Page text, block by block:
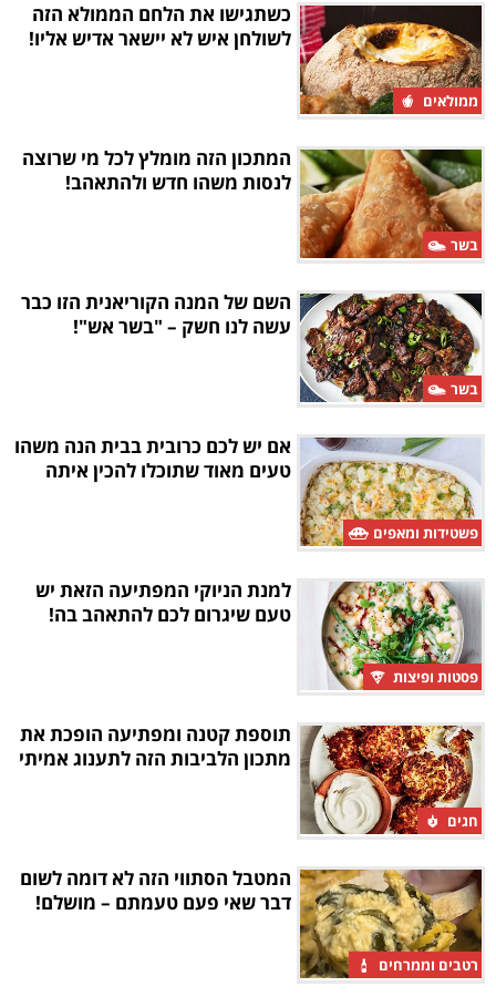
ממולאים
כשתגישו את הלחם הממולא הזה
לשולחן איש לא יישאר אדיש אליו!
בשר
המתכון הזה מומלץ לכל מי שרוצה
לנסות משהו חדש ולהתאהב!
בשר
השם של המנה הקוריאנית הזו כבר
עשה לנו חשק – "בשר אש"!
פשטידות ומאפים
אם יש לכם כרובית בבית הנה משהו
טעים מאוד שתוכלו להכין איתה
פסטות ופיצות
למנת הניוקי המפתיעה הזאת יש
טעם שיגרום לכם להתאהב בה!
חגים
תוספת קטנה ומפתיעה הופכת את
מתכון הלביבות הזה לתענוג אמיתי
רטבים וממרחים
המטבל הסתווי הזה לא דומה לשום
דבר שאי פעם טעמתם – מושלם!